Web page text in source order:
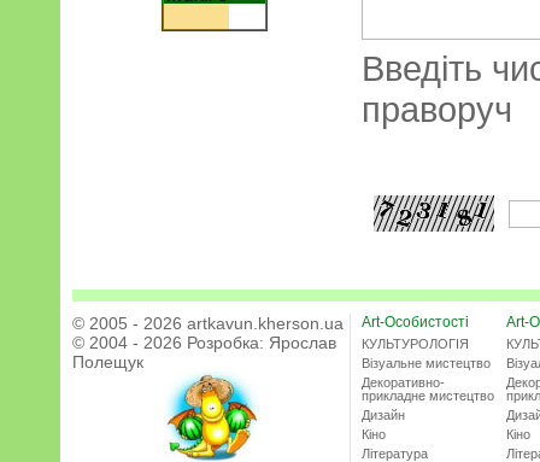
Введіть
праворуч
© 2005 - 2026 artkavun.kherson.ua
© 2004 - 2026 Розробка: Ярослав
Полещук
Art-Особистості
КУЛЬТУРОЛОГІЯ
Візуальне мистецтво
Декоративно-
прикладне мистецтво
Дизайн
Кіно
Література
Art-
Кіно